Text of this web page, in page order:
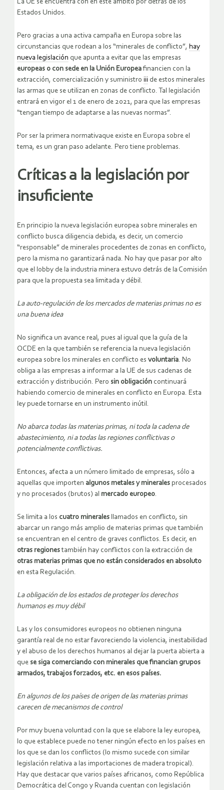
La UE se encuentra con en este ámbito por detrás de los
Estados Unidos.
Pero gracias a una activa campaña en Europa sobre las
circunstancias que rodean a los “minerales de conflicto”, hay
nueva legislación que apunta a evitar que las empresas
europeas o con sede en la Unión Europeafinancien con la
extracción, comercialización y suministro iii de estos minerales
las armas que se utilizan en zonas de conflicto. Tal legislación
entrará en vigor el 1 de enero de 2021, para que las empresas
“tengan tiempo de adaptarse a las nuevas normas”.
Por ser la primera normativaque existe en Europa sobre el
tema, es un gran paso adelante. Pero tiene problemas.
Críticas a la legislación por
insuficiente
En principio la nueva legislación europea sobre minerales en
conflicto busca diligencia debida, es decir, un comercio
“responsable” de minerales procedentes de zonas en conflicto,
pero la misma no garantizará nada. No hay que pasar por alto
que el lobby de la industria minera estuvo detrás de la Comisión
para que la propuesta sea limitada y débil.
La auto-regulación de los mercados de materias primas no es
una buena idea
No significa un avance real, pues al igual que la guía de la
OCDE en la que también se referencia la nueva legislación
europea sobre los minerales en conflicto es voluntaria. No
obliga a las empresas a informar a la UE de sus cadenas de
extracción y distribución. Pero sin obligación continuará
habiendo comercio de minerales en conflicto en Europa. Esta
ley puede tornarse en un instrumento inútil.
No abarca todas las materias primas, ni toda la cadena de
abastecimiento, ni a todas las regiones conflictivas o
potencialmente conflictivas.
Entonces, afecta a un número limitado de empresas, sólo a
aquellas que importen algunos metales y minerales procesados
y no procesados (brutos) al mercado europeo.
Se limita a los cuatro minerales llamados en conflicto, sin
abarcar un rango más amplio de materias primas que también
se encuentran en el centro de graves conflictos. Es decir, en
otras regionestambién hay conflictos con la extracción de
otras materias primas que no están considerados en absoluto
en esta Regulación.
La obligación de los estados de proteger los derechos
humanos es muy débil
Las y los consumidores europeos no obtienen ninguna
garantía real de no estar favoreciendo la violencia, inestabilidad
y el abuso de los derechos humanos al dejar la puerta abierta a
que se siga comerciando con minerales que financian grupos
armados, trabajos forzados, etc. en esos países.
En algunos de los países de origen de las materias primas
carecen de mecanismos de control
Por muy buena voluntad con la que se elabore la ley europea,
lo que establece puede no tener ningún efecto en los países en
los que se dan los conflictos (lo mismo sucede con similar
legislación relativa a las importaciones de madera tropical).
Hay que destacar que varios países africanos, como República
Democrática del Congo y Ruanda cuentan con legislación